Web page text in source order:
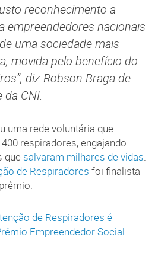
reconhecimento a
empreendedores nacionais
uma sociedade mais
movida pelo benefício do
diz Robson Braga de
CNI.
uma rede voluntária que
respiradores, engajando
que salvaram milhares de vidas.
de Respiradores foi finalista
de Respiradores é
Empreendedor Social